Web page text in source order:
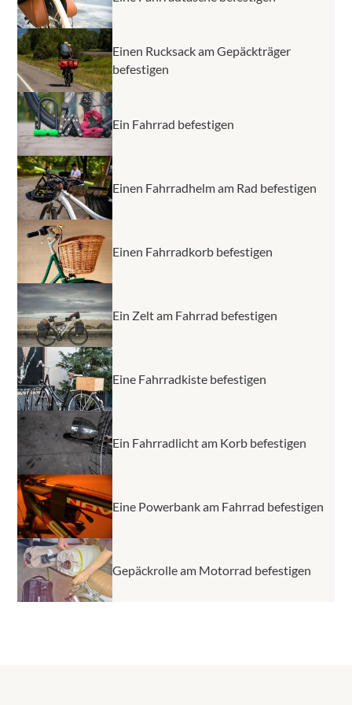
Einen Rucksack am Gepäckträger
befestigen
Ein Fahrrad befestigen
Einen Fahrradhelm am Rad befestigen
Einen Fahrradkorb befestigen
Ein Zelt am Fahrrad befestigen
Eine Fahrradkiste befestigen
Ein Fahrradlicht am Korb befestigen
Eine Powerbank am Fahrrad befestigen
Gepäckrolle am Motorrad befestigen